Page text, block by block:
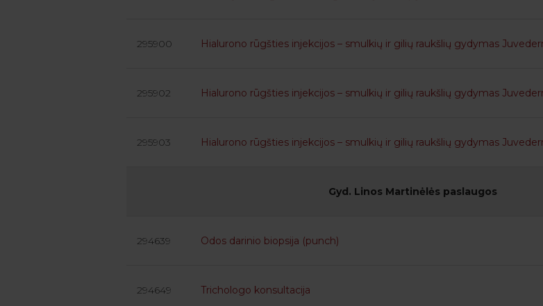
295900 Hialurono rūgšties injekcijos – smulkių ir gilių raukšlių gydymas
295902 Hialurono rūgšties injekcijos – smulkių ir gilių raukšlių gydymas
295903 Hialurono rūgšties injekcijos – smulkių ir gilių raukšlių gydymas
Gyd. Linos Martinėlės paslaugos
294639 Odos darinio biopsija (punch)
294649 Trichologo konsultacija